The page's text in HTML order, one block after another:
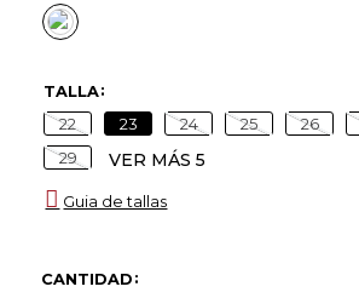
TALLA
22 23 24 25 26
29
VER MÁS 5
Guia de tallas
CANTIDAD